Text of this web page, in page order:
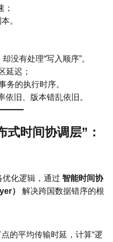
。
没有处理“写入顺序”。
延迟；
务的执行时序。
旧、版本错乱依旧。
式时间协调层”：
优化逻辑，通过 智能时间协
）
解决跨国数据错序的根
的平均传输时延，计算“逻